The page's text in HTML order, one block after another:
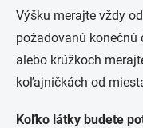
Výšku merajte vždy
požadovanú konečnú
alebo krúžkoch
koľajničkách od
Koľko látky budete